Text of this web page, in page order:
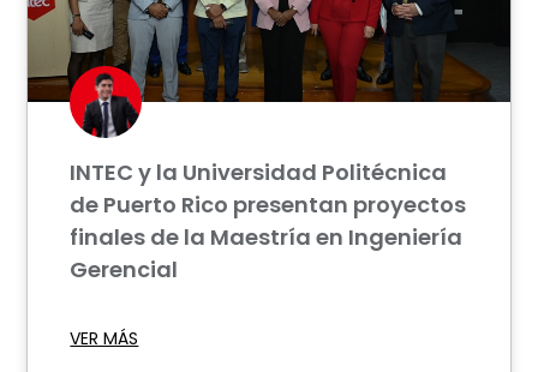
INTEC y la Universidad Politécnica
de Puerto Rico presentan proyectos
finales de la Maestría en Ingeniería
Gerencial
VER MÁS